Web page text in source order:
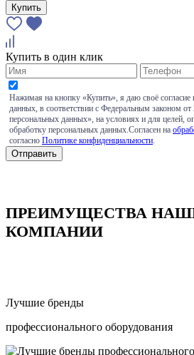
Купить
Купить в один клик
Нажимая на кнопку «Купить», я даю своё
данных, в соответствии с Федеральным законом
персональных данных», на условиях и для целей,
обработку персональных данных.Согласен на
согласно Политике конфиденциальности
ПРЕИМУЩЕСТВА
КОМПАНИИ
Лучшие бренды
профессионального оборудования